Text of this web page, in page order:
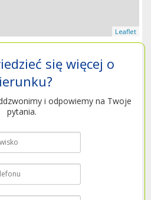
Leaflet
się więcej o
i odpowiemy na Twoje
pytania.